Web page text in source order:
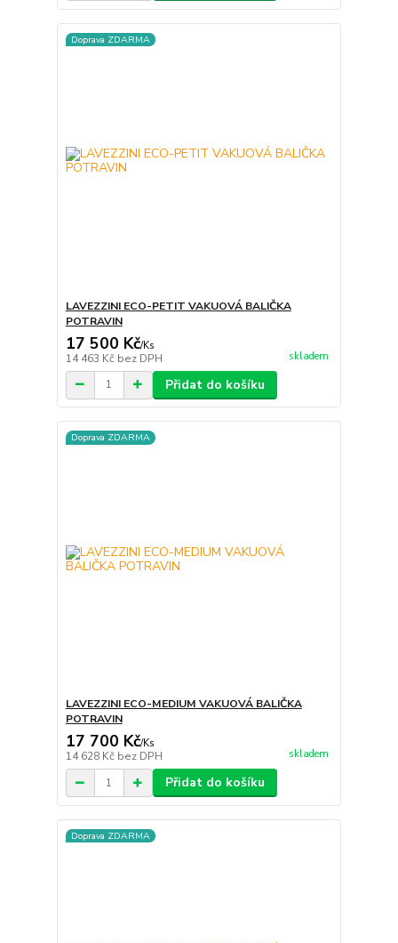
Doprava ZDARMA
LAVEZZINI ECO-PETIT VAKUOVÁ BALIČKA
POTRAVIN
17 500 Kč/Ks
14 463 Kč bez DPH skladem
Přidat do košíku
Doprava ZDARMA
LAVEZZINI ECO-MEDIUM VAKUOVÁ BALIČKA
POTRAVIN
17 700 Kč/Ks
14 628 Kč bez DPH skladem
Přidat do košíku
Doprava ZDARMA